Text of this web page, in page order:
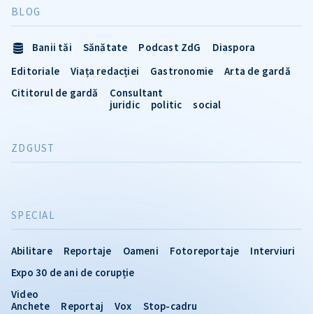
SPECIAL
Abilitare Reportaje Oameni Fotoreportaje
Interviuri
Expo 30 de ani de corupție
Video
Anchete
Reportaj Vox Stop-cadru
BLOG
Banii tăi Sănătate Podcast ZdG
Diaspora
Editoriale
Viața redacției Gastronomie
Arta de gardă
Cititorul de gardă
Consultant
juridic
politic social
ZDGUST